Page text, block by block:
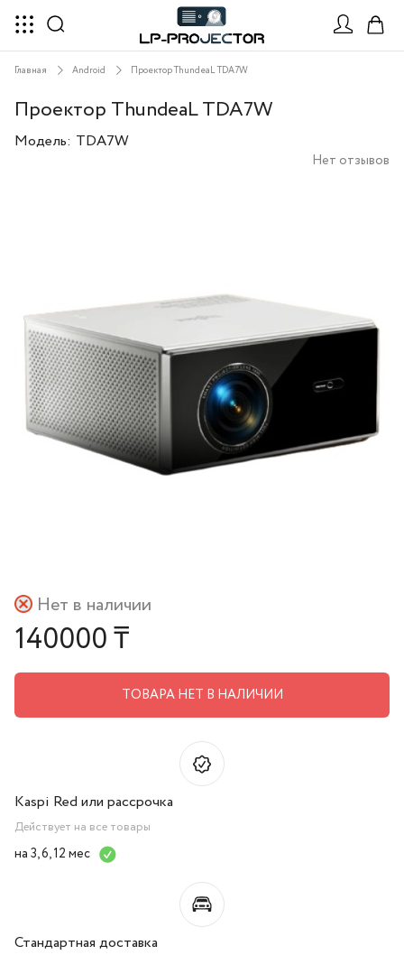
Главная Android Проектор ThundeaL TDA7W
Проектор ThundeaL TDA7W
Модель: TDA7W
Нет отзывов
Нет в наличии
140000 ₸
ТОВАРА НЕТ В НАЛИЧИИ
Kaspi Red или рассрочка
Действует на все товары
на 3, 6, 12 мес
Стандартная доставка